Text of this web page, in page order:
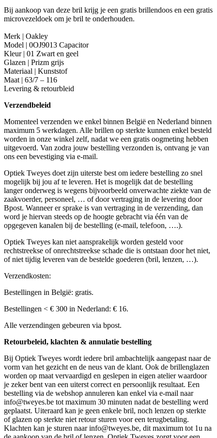
Bij aankoop van deze bril krijg je een gratis brillendoos en een gratis
microvezeldoek om je bril te onderhouden.
Merk | Oakley
Model | 0OJ9013 Capacitor
Kleur | 01 Zwart en geel
Glazen | Prizm grijs
Materiaal | Kunststof
Maat | 63/7 – 116
Levering & retourbleid
Verzendbeleid
Momenteel verzenden we enkel binnen België en Nederland binnen
maximum 5 werkdagen. Alle brillen op sterkte kunnen enkel besteld
worden in onze winkel zelf, nadat we een gratis oogmeting hebben
uitgevoerd. Van zodra jouw bestelling verzonden is, ontvang je van
ons een bevestiging via e-mail.
Optiek Tweyes doet zijn uiterste best om iedere bestelling zo snel
mogelijk bij jou af te leveren. Het is mogelijk dat de bestelling
langer onderweg is wegens bijvoorbeeld onverwachte ziekte van de
zaakvoerder, personeel, … of door vertraging in de levering door
Bpost. Wanneer er sprake is van vertraging in de verzending, dan
word je hiervan steeds op de hoogte gebracht via één van de
opgegeven kanalen bij de bestelling (e-mail, telefoon, ….).
Optiek Tweyes kan niet aansprakelijk worden gesteld voor
rechtstreekse of onrechtstreekse schade die is ontstaan door het niet,
of niet tijdig leveren van de bestelde goederen (bril, lenzen, …).
Verzendkosten:
Bestellingen in België: gratis.
Bestellingen < € 300 in Nederland: € 16.
Alle verzendingen gebeuren via bpost.
Retourbeleid, klachten & annulatie bestelling
Bij Optiek Tweyes wordt iedere bril ambachtelijk aangepast naar de
vorm van het gezicht en de neus van de klant. Ook de brillenglazen
worden op maat vervaardigd en geslepen in eigen atelier waardoor
je zeker bent van een uiterst correct en persoonlijk resultaat. Een
bestelling via de webshop annuleren kan enkel via e-mail naar
info@tweyes.be tot maximum 30 minuten nadat de bestelling werd
geplaatst. Uiteraard kan je geen enkele bril, noch lenzen op sterkte
of glazen op sterkte niet retour sturen voor een terugbetaling.
Klachten kan je sturen naar info@tweyes.be, dit maximum tot 1u na